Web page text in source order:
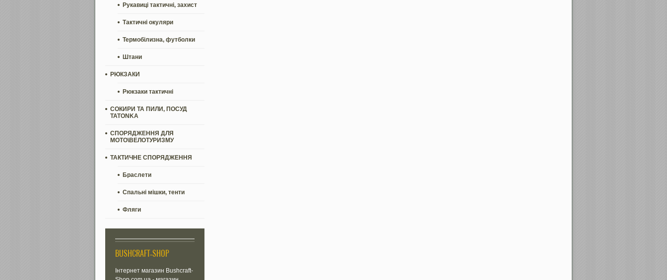
Рукавиці тактичні, захист
Тактичні окуляри
Термобілизна, футболки
Штани
РЮКЗАКИ
Рюкзаки тактичні
СОКИРИ ТА ПИЛИ, ПОСУД
TATONKA
СПОРЯДЖЕННЯ ДЛЯ
МОТО\ВЕЛОТУРИЗМУ
ТАКТИЧНЕ СПОРЯДЖЕННЯ
Браслети
Спальні мішки, тенти
Фляги
BUSHCRAFT-SHOP
Інтернет магазин Bushcraft-